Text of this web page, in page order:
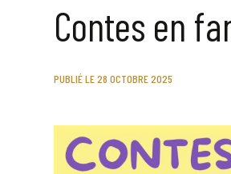
Contes en
PUBLIÉ LE 28 OCTOBRE 2025